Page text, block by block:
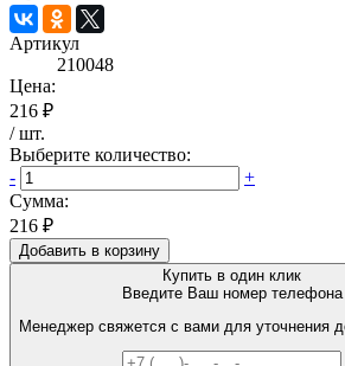
Артикул
210048
Цена:
216 ₽
/шт.
Выберите количество:
-
+
Сумма:
216 ₽
Добавить в корзину
Купить в один клик
Введите Ваш номер телефона
Менеджер свяжется с вами для уточнения